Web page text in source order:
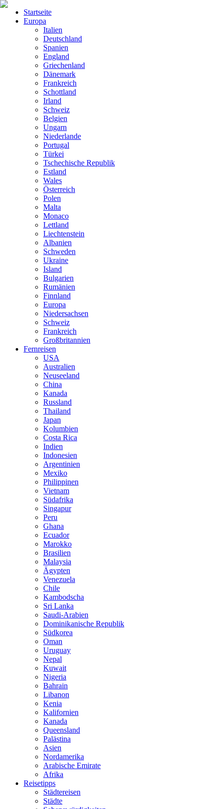
Startseite
Europa
Italien
Deutschland
Spanien
England
Griechenland
Dänemark
Frankreich
Schottland
Irland
Schweiz
Belgien
Ungarn
Niederlande
Portugal
Türkei
Tschechische Republik
Estland
Wales
Österreich
Polen
Malta
Monaco
Lettland
Liechtenstein
Albanien
Schweden
Ukraine
Island
Bulgarien
Rumänien
Finnland
Europa
Niedersachsen
Schweiz
Frankreich
Großbritannien
Fernreisen
USA
Australien
Neuseeland
China
Kanada
Russland
Thailand
Japan
Kolumbien
Costa Rica
Indien
Indonesien
Argentinien
Mexiko
Philippinen
Vietnam
Südafrika
Singapur
Peru
Ghana
Ecuador
Marokko
Brasilien
Malaysia
Ägypten
Venezuela
Chile
Kambodscha
Sri Lanka
Saudi-Arabien
Dominikanische Republik
Südkorea
Oman
Uruguay
Nepal
Kuwait
Nigeria
Bahrain
Libanon
Kenia
Kalifornien
Kanada
Queensland
Palästina
Asien
Nordamerika
Arabische Emirate
Afrika
Reisetipps
Städtereisen
Städte